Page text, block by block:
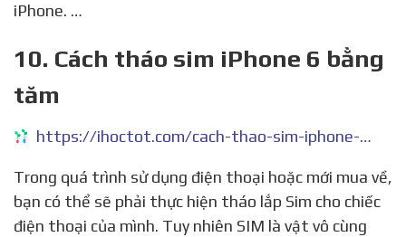
iPhone. …
10. Cách tháo sim iPhone 6 bằng
tăm
https://ihoctot.com/cach-thao-sim-iphone-6-bang-tam
Trong quá trình sử dụng điện thoại hoặc mới mua về,
bạn có thể sẽ phải thực hiện tháo lắp Sim cho chiếc
điện thoại của mình. Tuy nhiên SIM là vật vô cùng